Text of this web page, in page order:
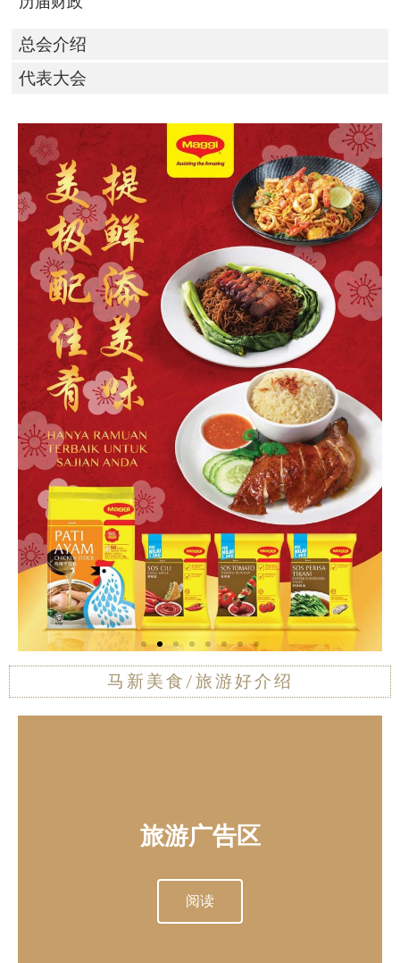
总会介绍
代表大会
马新美食/旅游好介绍
美食广告区
阅读
旅游广告区
阅读
特别介绍
阅读
请致电 603-20321055
(Brandon / Tony)
或
美食广告区
阅读
旅游广告区
阅读
特别介绍
阅读
请致电 603-20321055
(Brandon / Tony)
或
美食广告区
阅读
旅游广告区
阅读
特别介绍
阅读
请致电 603-20321055
(Brandon / Tony)
或